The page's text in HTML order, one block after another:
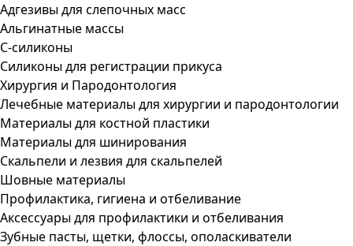
Адгезивы для слепочных масс
Альгинатные массы
С-силиконы
Силиконы для регистрации прикуса
Хирургия и Пародонтология
Лечебные материалы для хирургии и пародонтологии
Материалы для костной пластики
Материалы для шинирования
Скальпели и лезвия для скальпелей
Шовные материалы
Профилактика, гигиена и отбеливание
Аксессуары для профилактики и отбеливания
Зубные пасты, щетки, флоссы, ополаскиватели